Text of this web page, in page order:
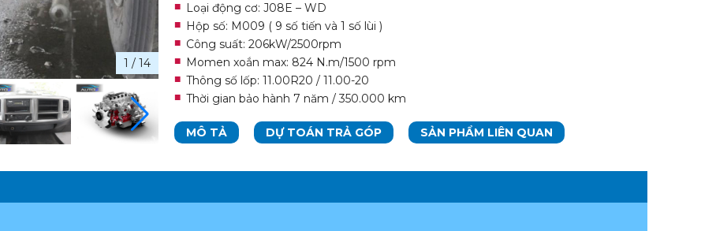
1 / 14
Loại động cơ: J08E – WD
Hộp số: M009 ( 9 số tiến và 1 số lùi )
Công suất: 206kW/2500rpm
Momen xoắn max: 824 N.m/1500 rpm
Thông số lốp: 11.00R20 / 11.00-20
Thời gian bảo hành 7 năm / 350.000 km
MÔ TẢ DỰ TOÁN TRẢ GÓP SẢN PHẨM LIÊN QUAN